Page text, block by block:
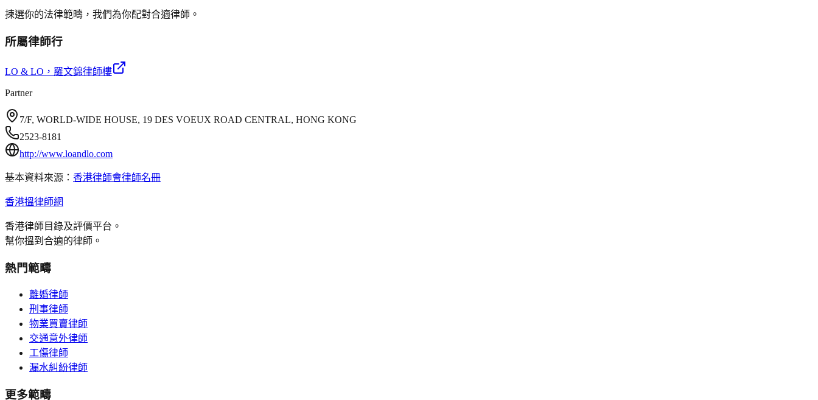
揀選你的法律範疇，我們為你配對合適律師。
所屬律師行
LO & LO ，羅文錦律師樓
Partner
7/F, WORLD-WIDE HOUSE, 19 DES VOEUX ROAD CENTRAL, HONG KONG
2523-8181
http://www.loandlo.com
基本資料來源： 香港律師會律師名冊
香港搵律師網
香港律師目錄及評價平台。
幫你搵到合適的律師。
熱門範疇
離婚律師
刑事律師
物業買賣律師
交通意外律師
工傷律師
漏水糾紛律師
更多範疇